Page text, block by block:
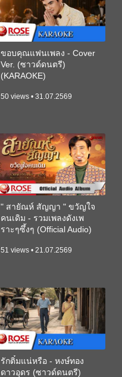
ขอบคุณแฟนเพลง - Cover
Ver. (ซาวด์ดนตรี)
(KARAOKE)
50 views • 31.07.2569
" สายัณห์ สัญญา " ขวัญใจ
คนเดิม - รวมเพลงดังเพ
ราะๆซึ้งๆ (Official Audio)
51 views • 21.07.2569
รักติ๋มแน่หรือ - หงษ์ทอง
ดาวอุดร (ซาวด์ดนตรี)